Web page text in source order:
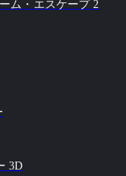
ム・エスケープ 2
3D